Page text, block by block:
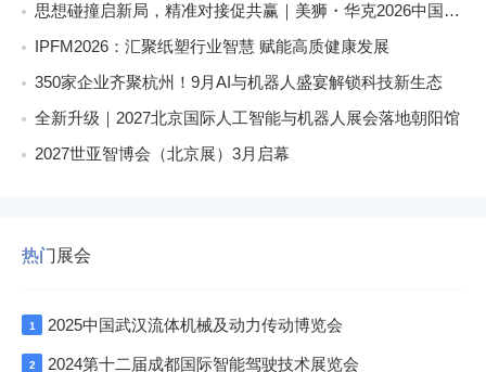
思想碰撞启新局，精准对接促共赢｜美狮・华克2026中国餐饮包装创新发展大会圆满收官
IPFM2026：汇聚纸塑行业智慧 赋能高质健康发展
350家企业齐聚杭州！9月AI与机器人盛宴解锁科技新生态
全新升级｜2027北京国际人工智能与机器人展会落地朝阳馆
2027世亚智博会（北京展）3月启幕
热门展会
1 2025中国武汉流体机械及动力传动博览会
2 2024第十二届成都国际智能驾驶技术展览会